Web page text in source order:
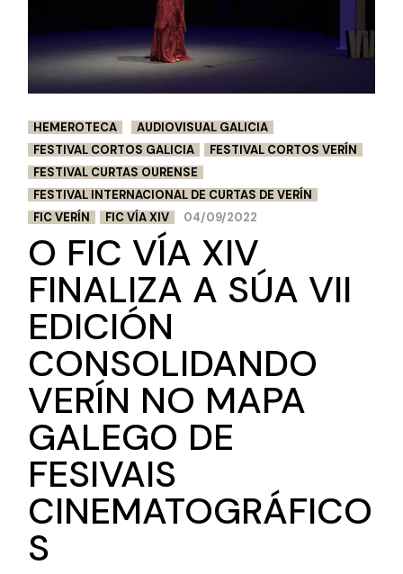
HEMEROTECA
AUDIOVISUAL GALICIA
FESTIVAL CORTOS GALICIA
FESTIVAL CORTOS VERÍN
FESTIVAL CURTAS OURENSE
FESTIVAL INTERNACIONAL DE CURTAS DE VERÍN
FIC VERÍN
FIC VÍA XIV 04/09/2022
O FIC VÍA XIV
FINALIZA A SÚA VII
EDICIÓN
CONSOLIDANDO
VERÍN NO MAPA
GALEGO DE
FESIVAIS
CINEMATOGRÁFICO
S